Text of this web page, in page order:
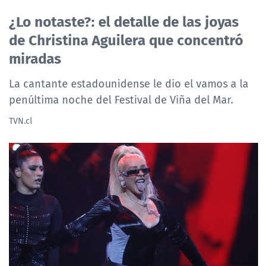
ACTUALIDAD Y TENDENCIAS
CORPORATIVO Y TRANSPARENCIA
ÁREA DE PROYECTOS
¿Lo notaste?: el detalle de las joyas
de Christina Aguilera que concentró
miradas
La cantante estadounidense le dio el vamos a la
penúltima noche del Festival de Viña del Mar.
TVN.cl